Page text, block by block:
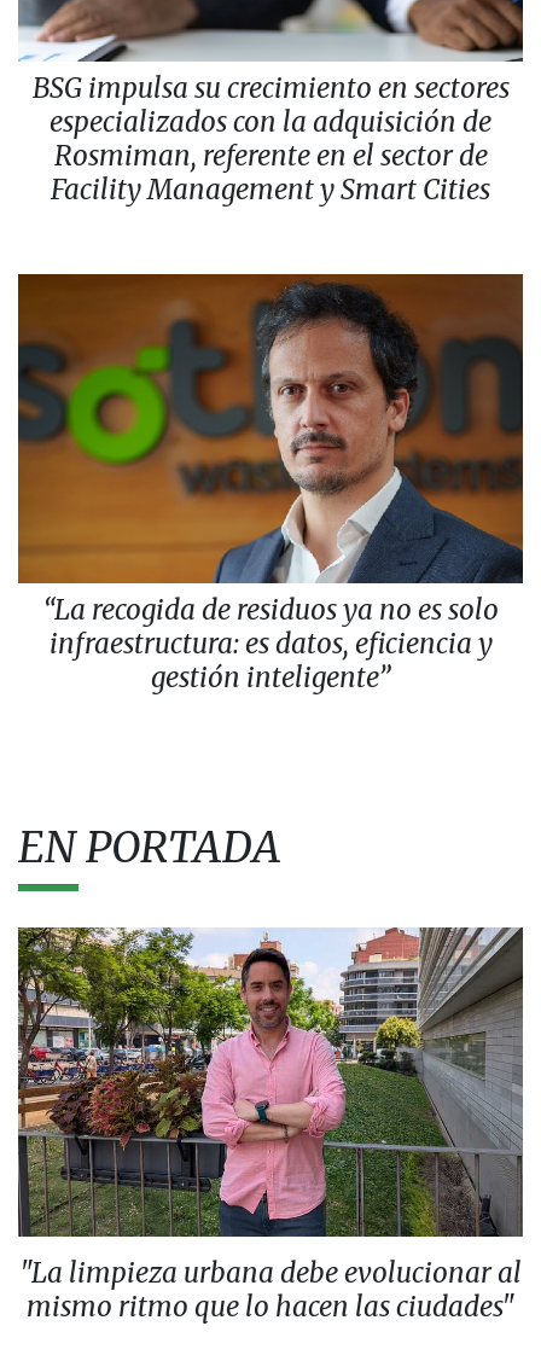
BSG impulsa su crecimiento en sectores
especializados con la adquisición de
Rosmiman, referente en el sector de
Facility Management y Smart Cities
“La recogida de residuos ya no es solo
infraestructura: es datos, eficiencia y
gestión inteligente”
EN PORTADA
"La limpieza urbana debe evolucionar al
mismo ritmo que lo hacen las ciudades"